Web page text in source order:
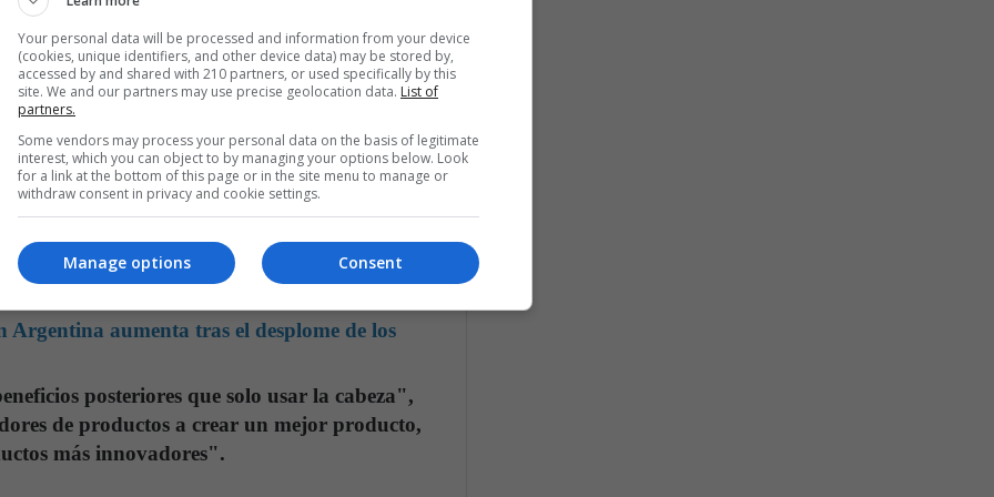
imaginación lleva a las personas a experimentar
hace más receptivos a múltiples perspectivas",
de flexibilidad cognitiva, lo que, a su vez,
demostraron un "apoyo consistente" del marco
en sentimientos es superior al enfoque basado en
los investigadores.
aumenta tras el desplome de los
posteriores que solo usar la cabeza",
de productos a crear un mejor producto,
más innovadores".
Your personal data will be processed and information from your device
(cookies, unique identifiers, and other device data) may be stored by,
accessed by and shared with 210 partners, or used specifically by this
site. We and our partners may use precise geolocation data. List of
partners.
Some vendors may process your personal data on the basis of legitimate
interest, which you can object to by managing your options below. Look
for a link at the bottom of this page or in the site menu to manage or
withdraw consent in privacy and cookie settings.
Consent
Manage options